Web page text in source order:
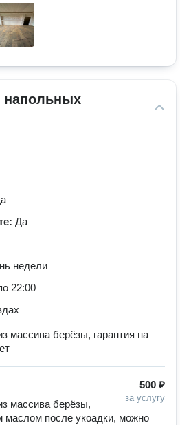
напольных
Да
недели
22:00
массива берёзы, гарантия на
500 ₽
за услугу
массива берёзы,
маслом после укоадки, можно